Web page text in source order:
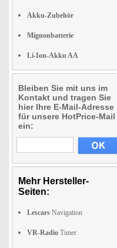
Akku-Zubehör
Mignonbatterie
Li-Ion-Akku AA
Bleiben Sie mit uns im
Kontakt und tragen Sie
hier Ihre E-Mail-Adresse
für unsere HotPrice-Mail
ein:
Mehr Hersteller-
Seiten:
Lescars Navigation
VR-Radio Tuner